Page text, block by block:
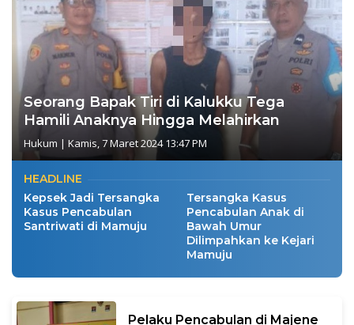
Seorang Bapak Tiri di Kalukku Tega
Hamili Anaknya Hingga Melahirkan
Hukum | Kamis, 7 Maret 2024 13:47 PM
HEADLINE
Kepsek Jadi Tersangka
Kasus Pencabulan
Santriwati di Mamuju
Tersangka Kasus
Pencabulan Anak di
Bawah Umur
Dilimpahkan ke Kejari
Mamuju
Pelaku Pencabulan di Majene